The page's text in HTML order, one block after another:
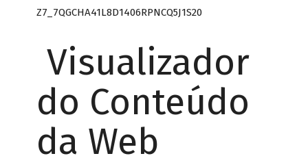
Z7_7QGCHA41L8D1406RPNCQ5J1S20
Visualizador
do Conteúdo
da Web